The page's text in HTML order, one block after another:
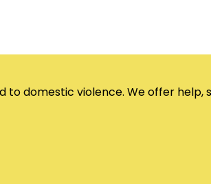
domestic violence. We offer